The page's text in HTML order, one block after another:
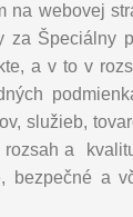
na webovej
za Špeciálny
a v to v
služieb,
a
bezpečné a